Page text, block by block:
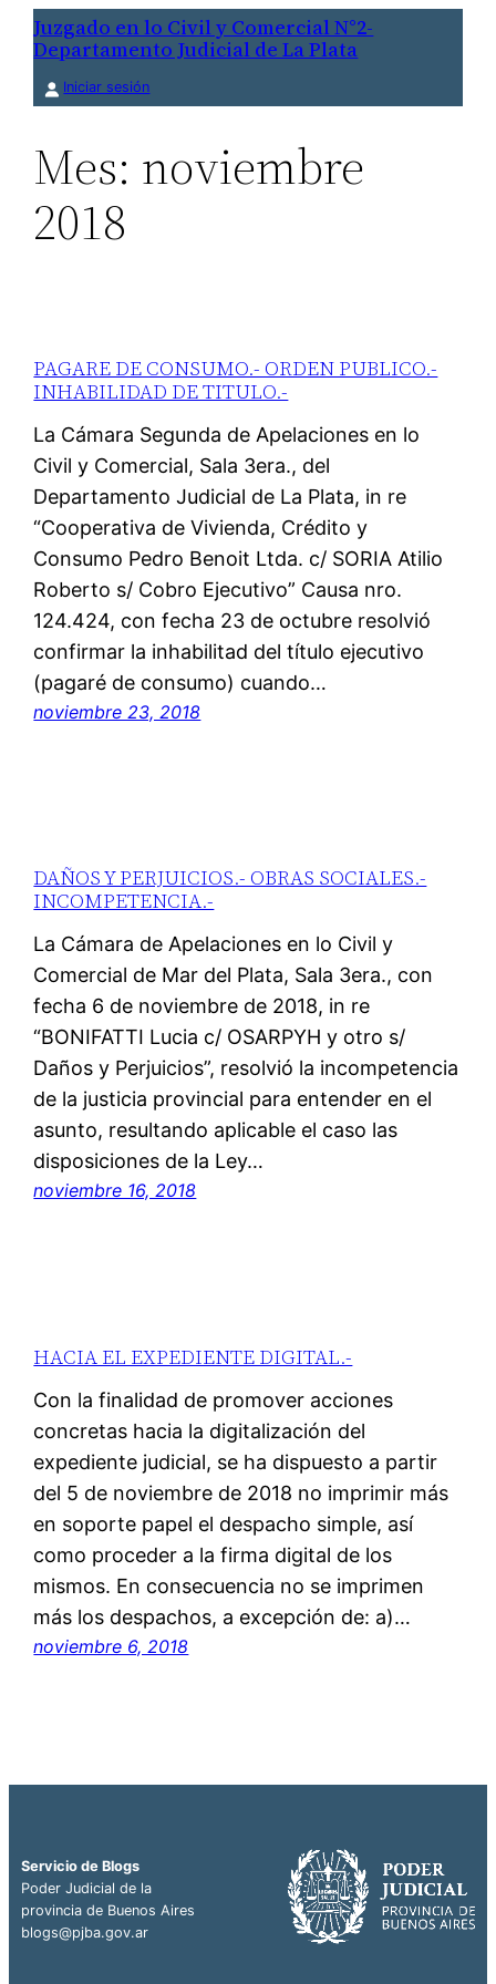
Saltar
contenido
Juzgado en lo Civil y Comercial N°2-
Departamento Judicial de La Plata
Iniciar sesión
Mes: noviembre
2018
PAGARE DE CONSUMO.- ORDEN PUBLICO.-
INHABILIDAD DE TITULO.-
La Cámara Segunda de Apelaciones en lo
Civil y Comercial, Sala 3era., del
Departamento Judicial de La Plata, in re
“Cooperativa de Vivienda, Crédito y
Consumo Pedro Benoit Ltda. c/ SORIA Atilio
Roberto s/ Cobro Ejecutivo” Causa nro.
124.424, con fecha 23 de octubre resolvió
confirmar la inhabilitad del título ejecutivo
(pagaré de consumo) cuando…
noviembre 23, 2018
DAÑOS Y PERJUICIOS.- OBRAS SOCIALES.-
INCOMPETENCIA.-
La Cámara de Apelaciones en lo Civil y
Comercial de Mar del Plata, Sala 3era., con
fecha 6 de noviembre de 2018, in re
“BONIFATTI Lucia c/ OSARPYH y otro s/
Daños y Perjuicios”, resolvió la incompetencia
de la justicia provincial para entender en el
asunto, resultando aplicable el caso las
disposiciones de la Ley…
noviembre 16, 2018
HACIA EL EXPEDIENTE DIGITAL.-
Con la finalidad de promover acciones
concretas hacia la digitalización del
expediente judicial, se ha dispuesto a partir
del 5 de noviembre de 2018 no imprimir más
en soporte papel el despacho simple, así
como proceder a la firma digital de los
mismos. En consecuencia no se imprimen
más los despachos, a excepción de: a)…
noviembre 6, 2018
Servicio de Blogs
Poder Judicial de la
provincia de Buenos Aires
blogs@pjba.gov.ar